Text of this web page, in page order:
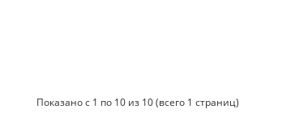
Показано с 1 по 10 из 10 (всего 1 страниц)